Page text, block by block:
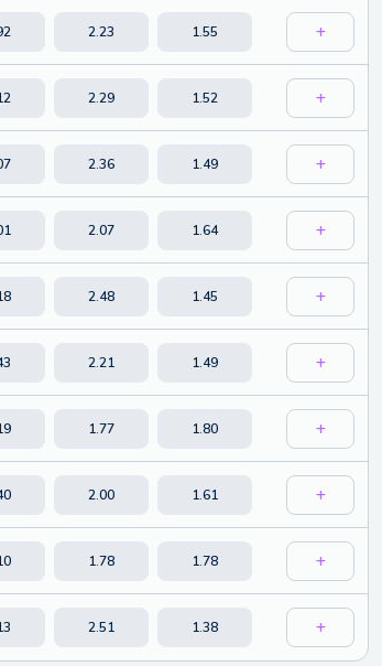
2.23 1.55
2.29 1.52
2.36 1.49
2.07 1.64
2.48 1.45
2.21 1.49
1.77 1.80
2.00 1.61
1.78 1.78
2.51 1.38